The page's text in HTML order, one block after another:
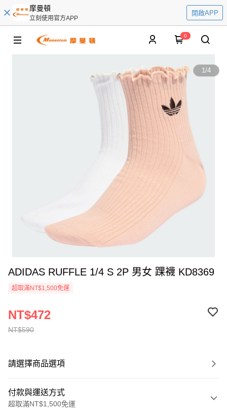
摩曼頓
立刻使用官方APP
開啟APP
0
1/4
ADIDAS RUFFLE 1/4 S 2P 男女 踝襪 KD8369
超取滿NT$1,500免運
NT$590
NT$472
請選擇商品選項
付款與運送方式
超取滿NT$1,500免運